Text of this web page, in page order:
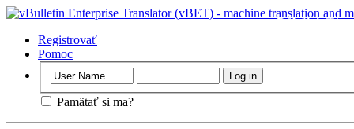
Dôležitý: Táto
Registrovať
Pomoc
Pamätať si ma?